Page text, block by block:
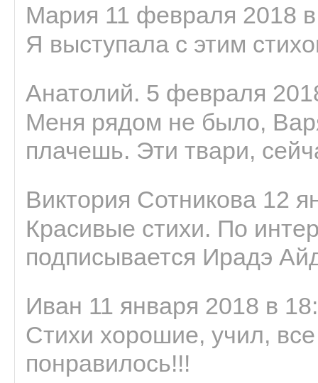
Мария 11 февраля 2018
Я выступала с этим
Анатолий. 5 февраля
Меня рядом не было,
плачешь. Эти твари,
Виктория Сотникова 12
Красивые стихи. По
подписывается Ирадэ
Иван 11 января 2018 в
Стихи хорошие, учил,
понравилось!!!